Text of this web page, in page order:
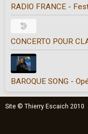
RADIO FRANCE -
CONCERTO POUR
BAROQUE SONG -
Site © Thierry Escaich 2010